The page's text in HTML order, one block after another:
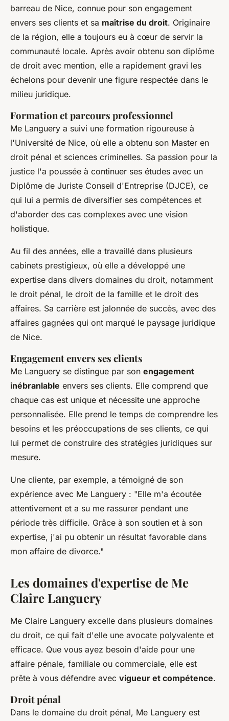
barreau de Nice, connue pour son engagement
envers ses clients et sa maîtrise du droit. Originaire
de la région, elle a toujours eu à cœur de servir la
communauté locale. Après avoir obtenu son diplôme
de droit avec mention, elle a rapidement gravi les
échelons pour devenir une figure respectée dans le
milieu juridique.
Formation et parcours professionnel
Me Languery a suivi une formation rigoureuse à
l'Université de Nice, où elle a obtenu son Master en
droit pénal et sciences criminelles. Sa passion pour la
justice l'a poussée à continuer ses études avec un
Diplôme de Juriste Conseil d'Entreprise (DJCE), ce
qui lui a permis de diversifier ses compétences et
d'aborder des cas complexes avec une vision
holistique.
Au fil des années, elle a travaillé dans plusieurs
cabinets prestigieux, où elle a développé une
expertise dans divers domaines du droit, notamment
le droit pénal, le droit de la famille et le droit des
affaires. Sa carrière est jalonnée de succès, avec des
affaires gagnées qui ont marqué le paysage juridique
de Nice.
Engagement envers ses clients
Me Languery se distingue par son engagement
inébranlable envers ses clients. Elle comprend que
chaque cas est unique et nécessite une approche
personnalisée. Elle prend le temps de comprendre les
besoins et les préoccupations de ses clients, ce qui
lui permet de construire des stratégies juridiques sur
mesure.
Une cliente, par exemple, a témoigné de son
expérience avec Me Languery : "Elle m'a écoutée
attentivement et a su me rassurer pendant une
période très difficile. Grâce à son soutien et à son
expertise, j'ai pu obtenir un résultat favorable dans
mon affaire de divorce."
Les domaines d'expertise de Me
Claire Languery
Me Claire Languery excelle dans plusieurs domaines
du droit, ce qui fait d'elle une avocate polyvalente et
efficace. Que vous ayez besoin d'aide pour une
affaire pénale, familiale ou commerciale, elle est
prête à vous défendre avec vigueur et compétence.
Droit pénal
Dans le domaine du droit pénal, Me Languery est